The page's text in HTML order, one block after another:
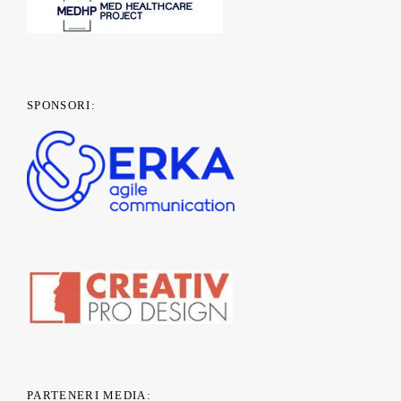
SPONSORI:
PARTENERI MEDIA: